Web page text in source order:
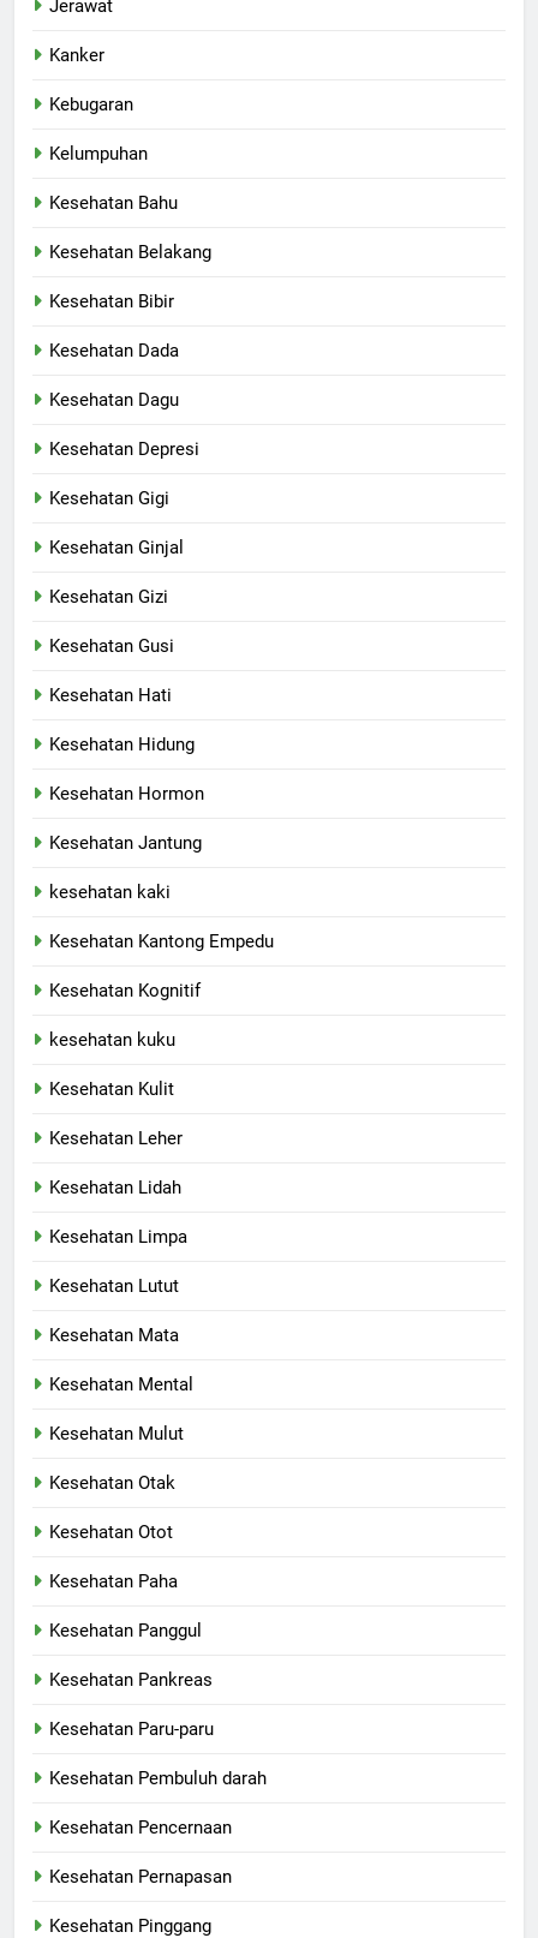
Jerawat
Kanker
Kebugaran
Kelumpuhan
Kesehatan Bahu
Kesehatan Belakang
Kesehatan Bibir
Kesehatan Dada
Kesehatan Dagu
Kesehatan Depresi
Kesehatan Gigi
Kesehatan Ginjal
Kesehatan Gizi
Kesehatan Gusi
Kesehatan Hati
Kesehatan Hidung
Kesehatan Hormon
Kesehatan Jantung
kesehatan kaki
Kesehatan Kantong Empedu
Kesehatan Kognitif
kesehatan kuku
Kesehatan Kulit
Kesehatan Leher
Kesehatan Lidah
Kesehatan Limpa
Kesehatan Lutut
Kesehatan Mata
Kesehatan Mental
Kesehatan Mulut
Kesehatan Otak
Kesehatan Otot
Kesehatan Paha
Kesehatan Panggul
Kesehatan Pankreas
Kesehatan Paru-paru
Kesehatan Pembuluh darah
Kesehatan Pencernaan
Kesehatan Pernapasan
Kesehatan Pinggang